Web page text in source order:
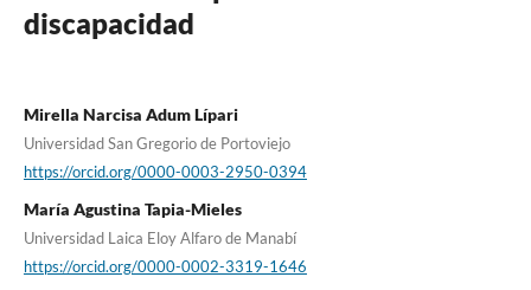
discapacidad
Mirella Narcisa Adum Lípari
Universidad San Gregorio de Portoviejo
https://orcid.org/0000-0003-2950-0394
María Agustina Tapia-Mieles
Universidad Laica Eloy Alfaro de Manabí
https://orcid.org/0000-0002-3319-1646